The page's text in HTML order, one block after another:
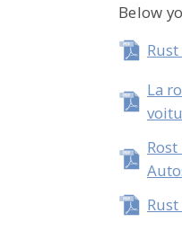
Below
La